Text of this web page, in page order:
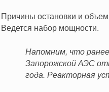
Причины остановки и
Ведется набор мощности.
Напомним, что
Запорожской АЭС
года. Реакторная